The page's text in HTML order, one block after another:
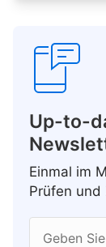
Up-to-
Einmal im
Prüfen
Geben